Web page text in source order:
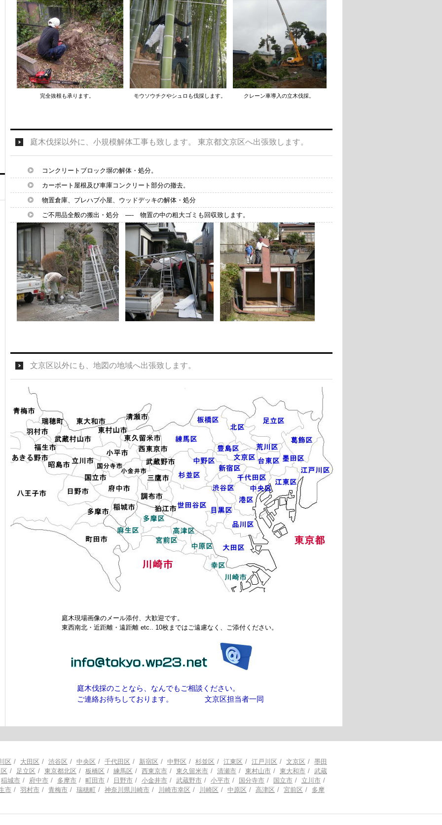
完全抜根も承ります。 モウソウチクやシュロも伐採します。 クレーン車導入の立木伐採。
庭木伐採以外に、小規模解体工事も致します。 東京都文京区へ出張致します。
コンクリートブロック塀の解体・処分。
カーポート屋根及び車庫コンクリート部分の撤去。
物置倉庫、プレハブ小屋、ウッドデッキの解体・処分
ご不用品全般の搬出・処分 —- 物置の中の粗大ゴミも回収致します。
文京区以外にも、地図の地域へ出張致します。
庭木現場画像のメール添付、大歓迎です。
東西南北・近距離・遠距離 etc.. 10枚まではご遠慮なく、ご添付ください。
庭木伐採のことなら、なんでもご相談ください。
ご連絡お待ちしております。 文京区担当者一同
区 大田区 渋谷区 中央区 千代田区 新宿区 中野区 杉並区 江東区 江戸川区 文京区
墨田
足立区 東京都北区 板橋区 練馬区 西東京市 東久留米市 清瀬市 東村山市 東大和市
武蔵
稲城市
府中市 多摩市 町田市 日野市 小金井市 武蔵野市 小平市 国分寺市 国立市
立川市
市
羽村市 青梅市 瑞穂町 神奈川県川崎市 川崎市幸区 川崎区 中原区 高津区 宮前区 多摩